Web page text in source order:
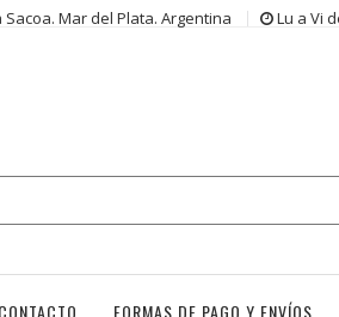
Mar del Plata. Argentina Lu a Vi
CONTACTO FORMAS DE PAGO Y ENVÍOS